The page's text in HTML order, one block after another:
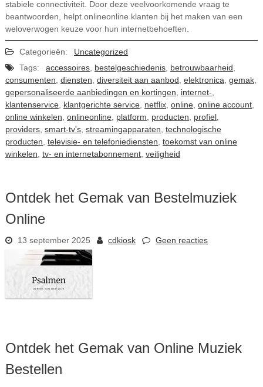
stabiele connectiviteit. Door deze veelvoorkomende vraag te
beantwoorden, helpt onlineonline klanten bij het maken van een
weloverwogen keuze voor hun internetbehoeften.
Categorieën:
Uncategorized
Tags:
accessoires, bestelgeschiedenis, betrouwbaarheid
consumenten diensten diversiteit aan aanbod elektronica gemak,
gepersonaliseerde aanbiedingen en kortingen
internet-
klantenservice, klantgerichte service, netflix, online, online account,
online winkelen onlineonline, platform producten profiel,
providers, smart-tv's, streamingapparaten technologische
producten televisie- en telefoniediensten toekomst van online
winkelen tv- en internetabonnement, veiligheid
Ontdek het Gemak van Bestelmuziek
Online
13 september 2025 cdkiosk Geen reacties
Ontdek het Gemak van Online Muziek
Bestellen